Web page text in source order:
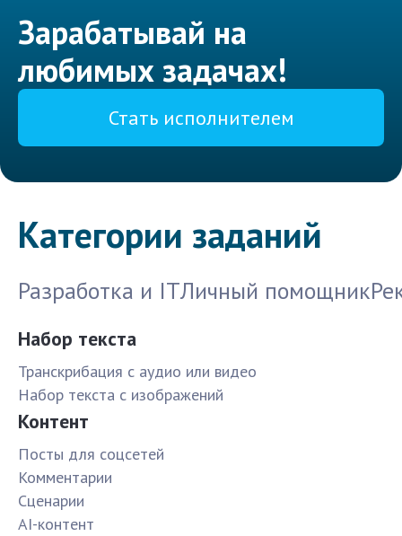
Зарабатывай на
любимых задачах!
Стать исполнителем
Категории заданий
Разработка и ITЛичный помощник
Набор текста
Транскрибация с аудио или видео
Набор текста с изображений
Контент
Посты для соцсетей
Комментарии
Сценарии
AI-контент